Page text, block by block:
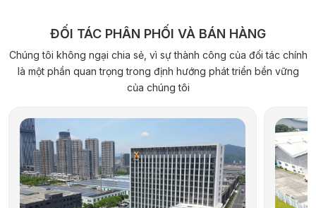
ĐỐI TÁC PHÂN PHỐI VÀ BÁN HÀNG
Chúng tôi không ngại chia sẻ, vì sự thành công của đối tác chính
là một phần quan trọng trong định hướng phát triển bền vững
của chúng tôi